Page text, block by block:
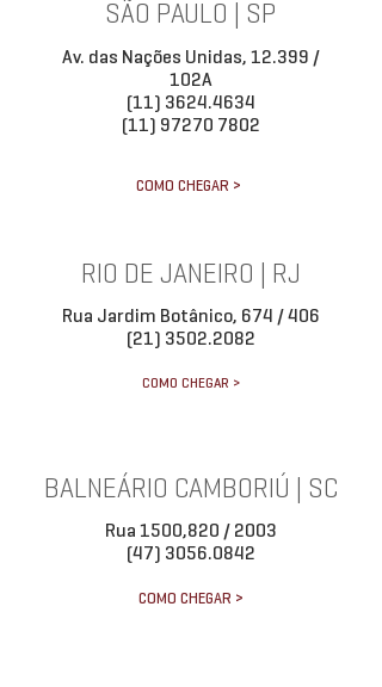
SÃO PAULO | SP
Av. das Nações Unidas, 12.399 /
102A
(11) 3624.4634
(11) 97270 7802
COMO CHEGAR >
RIO DE JANEIRO | RJ
Rua Jardim Botânico, 674 / 406
(21) 3502.2082
COMO CHEGAR >
BALNEÁRIO CAMBORIÚ | SC
Rua 1500,820 / 2003
(47) 3056.0842
COMO CHEGAR >